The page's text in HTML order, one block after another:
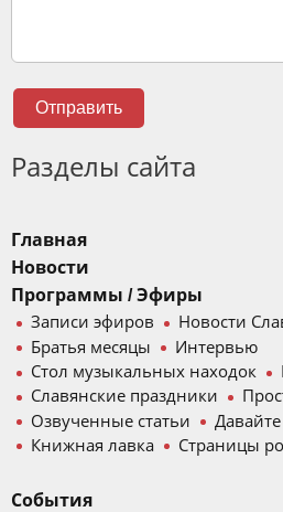
Отправить
Разделы сайта
Главная
Новости
Программы / Эфиры
Записи эфиров
Новости
Братья месяцы
Интервью
Стол музыкальных находок
Славянские праздники
Озвученные статьи
Книжная лавка
Страницы
События